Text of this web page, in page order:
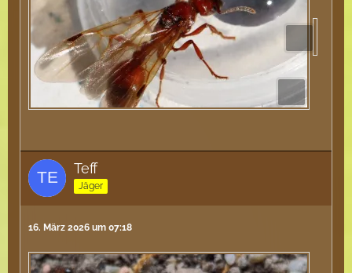
Teff
Jäger
16. März 2026 um 07:18